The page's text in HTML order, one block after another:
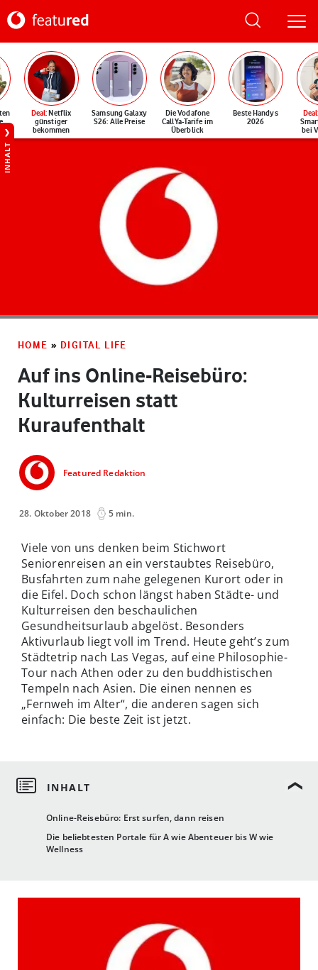
Deal: Netflix
günstiger
bekommen
Samsung Galaxy
S26: Alle Preise
Die Vodafone
CallYa-Tarife im
Überblick
Beste Handys
2026
Deal
bei
INHALT
HOME » DIGITAL LIFE
Auf ins Online-Reisebüro:
Kulturreisen statt
Kuraufenthalt
Featured Redaktion
28. Oktober 2018 5 min.
Online-Reisebüro: Erst surfen, dann reisen
Die beliebtesten Portale für A wie Abenteuer bis W wie
Wellness
Viele von uns denken beim Stichwort
Seniorenreisen an ein verstaubtes Reisebüro,
Busfahrten zum nahe gelegenen Kurort oder in
die Eifel. Doch schon längst haben Städte- und
Kulturreisen den beschaulichen
Gesundheitsurlaub abgelöst. Besonders
Aktivurlaub liegt voll im Trend. Heute geht’s zum
Städtetrip nach Las Vegas, auf eine Philosophie-
Tour nach Athen oder zu den buddhistischen
Tempeln nach Asien. Die einen nennen es
„Fernweh im Alter“, die anderen sagen sich
einfach: Die beste Zeit ist jetzt.